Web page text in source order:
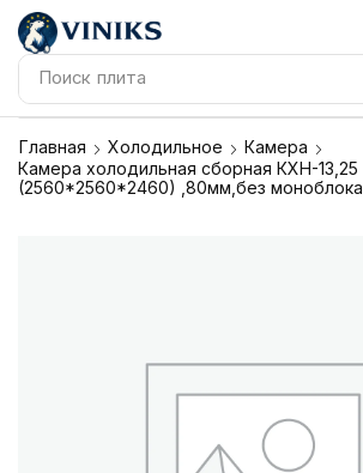
Поиск плита
Главная Холодильное
Камера
Камера холодильная сборная КХН-13,25
(2560*2560*2460) ,80мм,без моноблока